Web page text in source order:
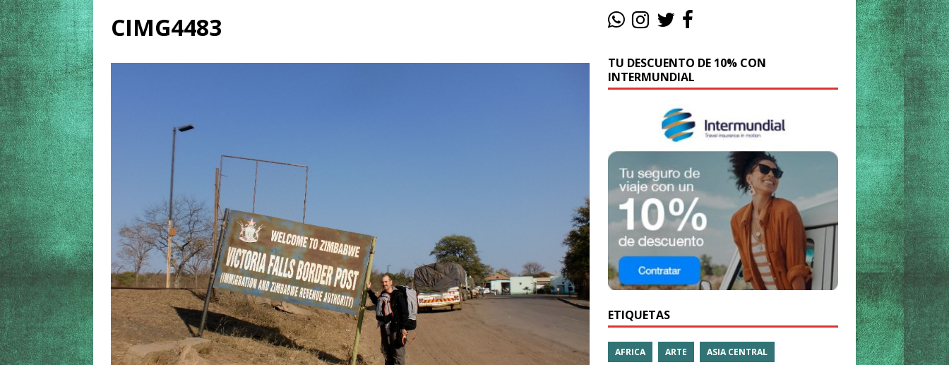
[ 22 noviembre, 2025 ]
[ 9 octubre, 2025 ] JAMAICA. La historia de la misteriosa avioneta de la playa
JAMAICA
CIMG4483
TU DESCUENTO DE 10% CON
INTERMUNDIAL
ETIQUETAS
AFRICA ARTE ASIA CENTRAL